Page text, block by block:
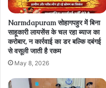
Narmdapuram सोहागपहुर में बिना
साहूकारी लायसेंस के चल रहा ब्‍याज का
करोबार, न कार्रवाई का डर बल्कि दबंगई
से वसूली जाती है रकम
May 8, 2026